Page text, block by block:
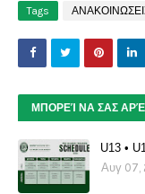
Tags
ΜΠΟΡΕΊ ΝΑ ΣΑΣ
U13 •
Αυγ 07,